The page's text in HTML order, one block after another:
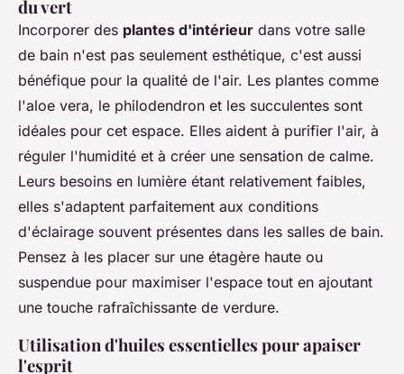
du vert
Incorporer des plantes d'intérieur dans votre salle
de bain n'est pas seulement esthétique, c'est aussi
bénéfique pour la qualité de l'air. Les plantes comme
l'aloe vera, le philodendron et les succulentes sont
idéales pour cet espace. Elles aident à purifier l'air, à
réguler l'humidité et à créer une sensation de calme.
Leurs besoins en lumière étant relativement faibles,
elles s'adaptent parfaitement aux conditions
d'éclairage souvent présentes dans les salles de bain.
Pensez à les placer sur une étagère haute ou
suspendue pour maximiser l'espace tout en ajoutant
une touche rafraîchissante de verdure.
Utilisation d'huiles essentielles pour apaiser
l'esprit